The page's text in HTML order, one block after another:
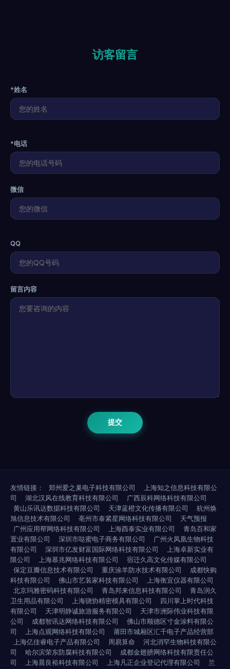
访客留言
*姓名
*电话
微信
QQ
留言内容
友情链接： 郑州爱之巢电子科技有限公司
上海知之信息科技有限公
司
湖北汉风在线教育科技有限公司
广西辰科网络科技有限公司
黄山乐讯达数据科技有限公司
天津蓝橙文化传播有限公司
杭州焕
旭信息技术有限公司
亳州市泰紧星网络科技有限公司
天气预报
广州应用帮网络科技有限公司
上海酉泰实业有限公司
青岛百和家
置业有限公司
深圳市哒蜜电子商务有限公司
广州火凤凰生物科技
有限公司
深圳市亿发财富国际网络科技有限公司
上海卓新实业有
限公司
上海慕兆网络科技有限公司
宿迁久高文化传媒有限公司
保定豆瓣信息技术有限公司
重庆涂羊防水技术有限公司
成都快购
科技有限公司
佛山市艺装家科技有限公司
上海衡宜仪器有限公司
北京玛雅密码科技有限公司
青岛邦来信息科技有限公司
青岛润久
卫生用品有限公司
上海骁协精密模具有限公司
四川掌上时代科技
有限公司
天津明静诚旅游服务有限公司
天津市洲际伟业科技有限
公司
成都智讯达网络科技有限公司
佛山市顺德区寸金涂料有限公
司
上海点观网络科技有限公司
莆田市城厢区汇千电子产品经营部
上海亿佳睿电子产品有限公司
周易算命
河北消罕生物科技有限公
司
哈尔滨荣东防腐科技有限公司
成都金翅膀网络科技有限责任公
司
上海晨良裕科技有限公司 上海凡正企业登记代理有限公司
兰